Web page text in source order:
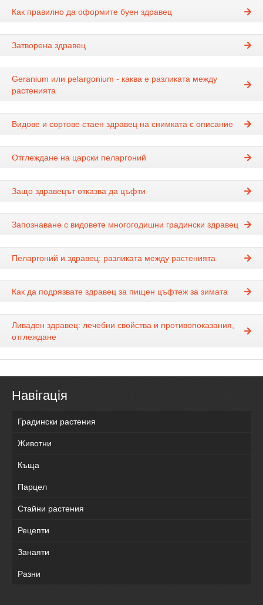
Как правилно да оформите буен здравец
Затворена здравец
Geranium или pelargonium - каква е разликата между
растенията
Видове и сортове стаен здравец на снимката с описание
Отглеждане на царски пеларгоний
Защо здравецът отказва да цъфти
Запознаване с видовете многогодишни градински здравец
Пеларгоний и здравец: разликата между растенията
Как да подрязвате здравец за пищен цъфтеж за зимата
Ливаден здравец: лечебни свойства и противопоказания,
отглеждане
Навігація
Градински растения
Животни
Къща
Парцел
Стайни растения
Рецепти
Занаяти
Разни